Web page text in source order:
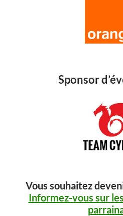
Sponsor
Vous souhaitez
Informez-vous sur